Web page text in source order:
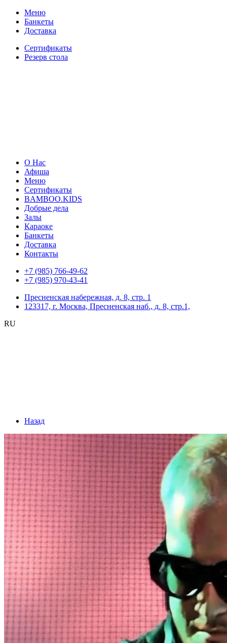
Меню
Банкеты
Доставка
Сертификаты
Резерв стола
О Нас
Афиша
Меню
Сертификаты
BAMBOO.KIDS
Добрые дела
Залы
Караоке
Банкеты
Доставка
Контакты
+7 (985) 766-49-62
+7 (985) 970-43-41
Пресненская набережная, д. 8, стр. 1
123317, г. Москва, Пресненская наб., д. 8, стр.1,
RU
Назад